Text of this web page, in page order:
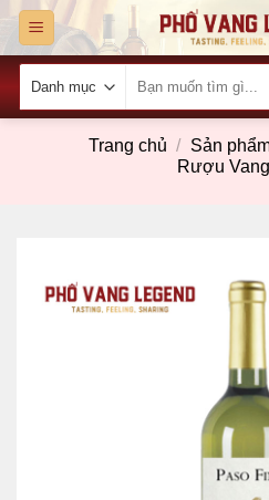
Skip
content
kiếm:
Trang chủ / Sản
Rượu